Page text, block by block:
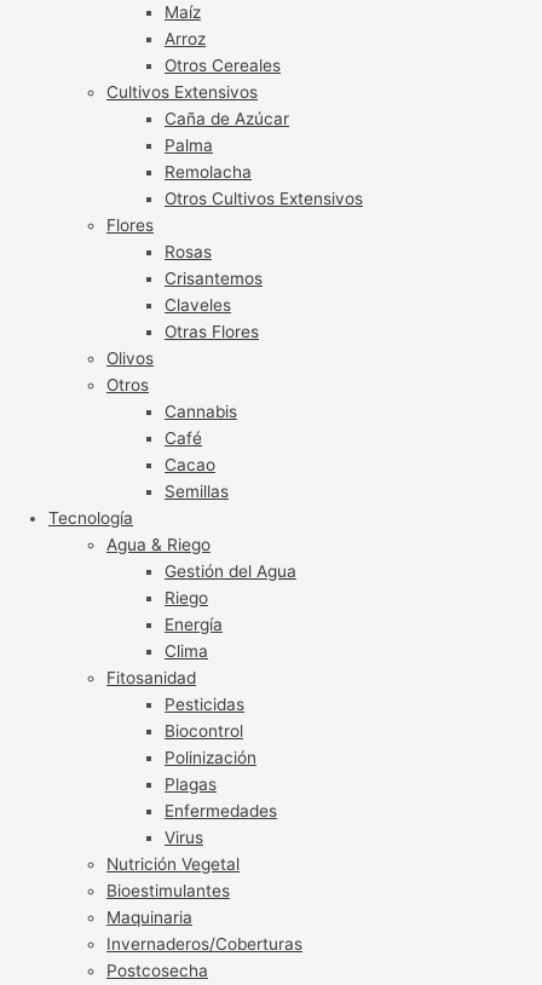
Maíz
Arroz
Otros Cereales
Cultivos Extensivos
Caña de Azúcar
Palma
Remolacha
Otros Cultivos Extensivos
Flores
Rosas
Crisantemos
Claveles
Otras Flores
Olivos
Otros
Cannabis
Café
Cacao
Semillas
Tecnología
Agua & Riego
Gestión del Agua
Riego
Energía
Clima
Fitosanidad
Pesticidas
Biocontrol
Polinización
Plagas
Enfermedades
Virus
Nutrición Vegetal
Bioestimulantes
Maquinaria
Invernaderos/Coberturas
Postcosecha